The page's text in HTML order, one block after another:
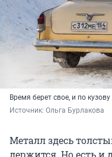
Время берет свое, и по
Источник: Ольга Бурлакова
Металл здесь